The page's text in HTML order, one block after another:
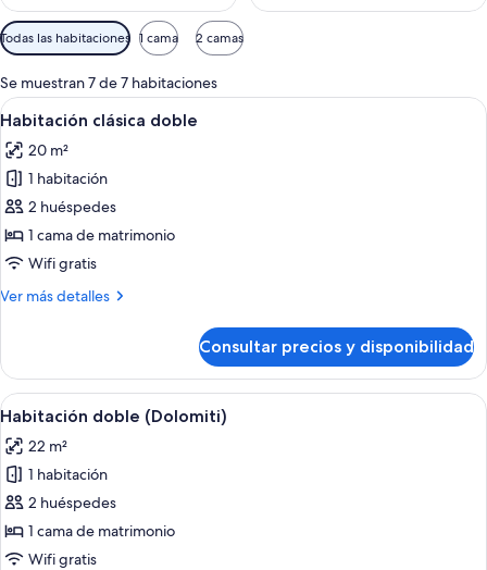
Filtros
disponibles
para
las
habitaciones
Todas las habitaciones 1 cama 2 camas
Se muestran 7 de 7 habitaciones
Abrir
todas
las
fotos
de
Habitación
clásica
Habitación de hotel con una cama
1
Habitación clásica doble
20 m²
1 habitación
2 huéspedes
1 cama de matrimonio
Wifi gratis
Ver más detalles
Más
clásica
doble
Consultar precios y disponibilidad
Abrir
todas
las
fotos
de
Habitación
doble
Una habitación de hotel con una
1
Habitación doble (Dolomiti)
22 m²
1 habitación
2 huéspedes
1 cama de matrimonio
Wifi gratis